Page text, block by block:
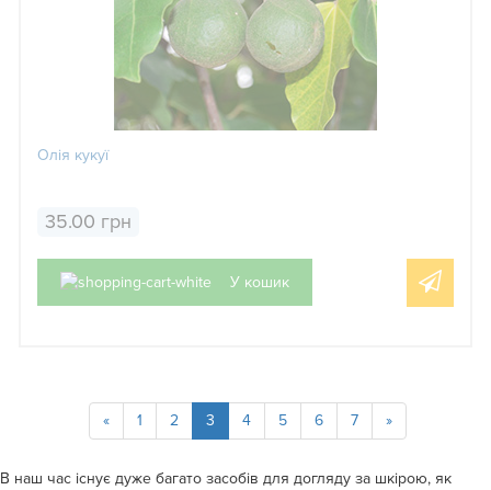
Олія кукуї
35.00 грн
У кошик
« 1 2 3 4 5 6 7 »
В наш час існує дуже багато засобів для догляду за шкірою, як